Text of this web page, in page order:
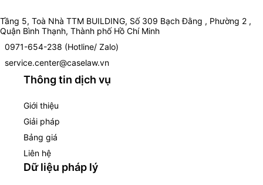
Tầng 5, Toà Nhà TTM BUILDING, Số 309 Bạch Đằng , Phường 2 ,
Quận Bình Thạnh, Thành phố Hồ Chí Minh
0971-654-238 (Hotline/ Zalo)
service.center@caselaw.vn
Thông tin dịch vụ
Giới thiệu
Giải pháp
Bảng giá
Liên hệ
Dữ liệu pháp lý